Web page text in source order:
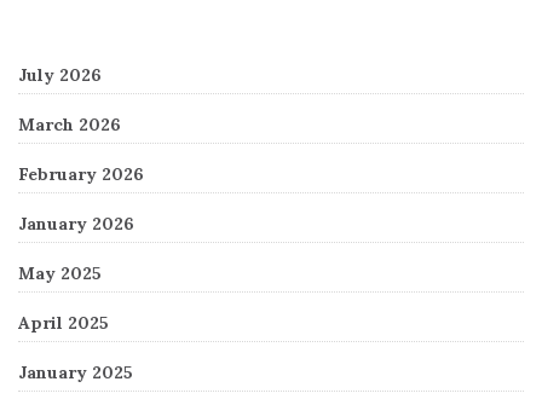
July 2026
March 2026
February 2026
January 2026
May 2025
April 2025
January 2025